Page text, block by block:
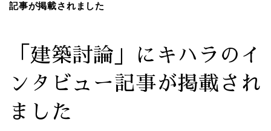
記事が掲載されました
「建築討論」にキハラのイ
ンタビュー記事が掲載され
ました